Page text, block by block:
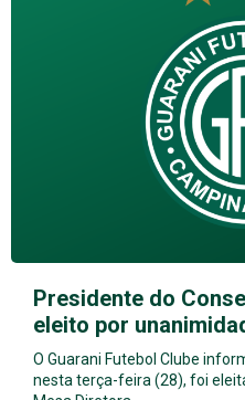
Presidente do
eleito por
O Guarani Futebol Clube
nesta terça-feira (28), foi